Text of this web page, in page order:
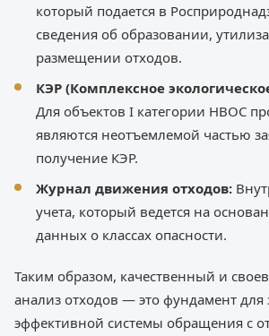
который подается в
сведения об образовании,
размещении отходов.
КЭР (Комплексное
Для объектов I категории НВОС
являются неотъемлемой частью
получение КЭР.
Журнал движения отходов:
учета, который ведется на
данных о классах опасности.
Таким образом, качественный и
анализ отходов — это фундамент для
эффективной системы обращения с